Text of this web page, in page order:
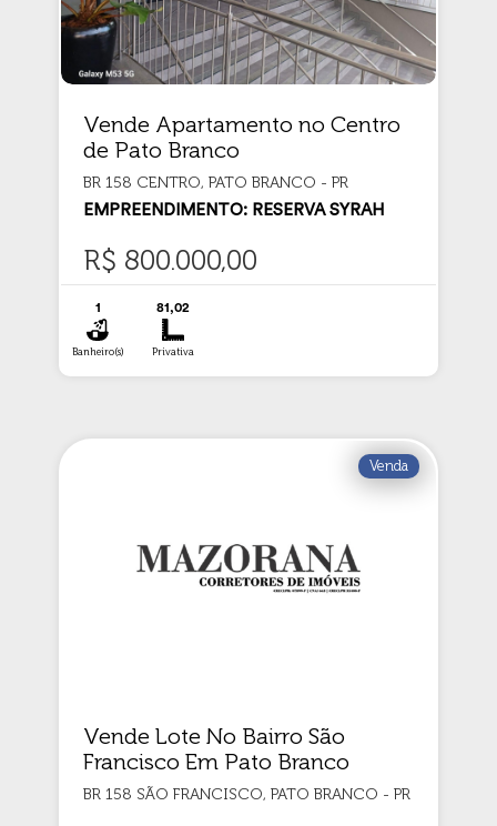
Vende Apartamento no Centro
de Pato Branco
BR 158 CENTRO, PATO BRANCO - PR
EMPREENDIMENTO: RESERVA SYRAH
R$ 800.000,00
1
Banheiro(s)
81,02
Privativa
Venda
Vende Lote No Bairro São
Francisco Em Pato Branco
BR 158 SÃO FRANCISCO, PATO BRANCO - PR